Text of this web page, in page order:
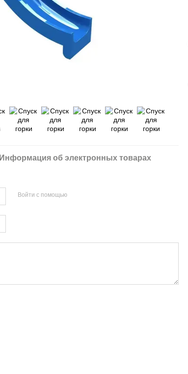
Информация об электронных товарах
Войти с помощью